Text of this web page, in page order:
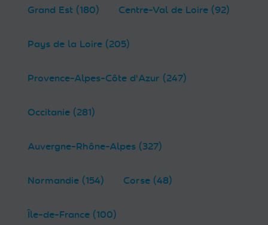
Grand Est (180) Centre-Val de Loire (92)
Pays de la Loire (205)
Provence-Alpes-Côte d'Azur (247)
Occitanie (281)
Auvergne-Rhône-Alpes (327)
Normandie (154) Corse (48)
Île-de-France (100)